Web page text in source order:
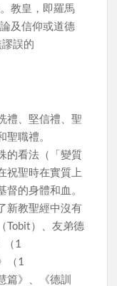
教皇，即羅馬
及信仰或道德
誤的
禮、堅信禮、聖
職禮。
的看法（「變質
祝聖時在實質上
督的身體和血。
新教聖經中沒有
Tobit）、友弟德
（1
（1
篇》、《德訓